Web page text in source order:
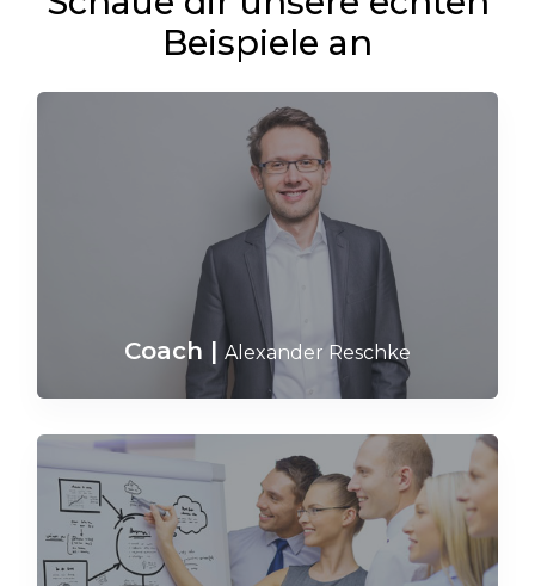
Beispiele an
Coach | Alexander Reschke